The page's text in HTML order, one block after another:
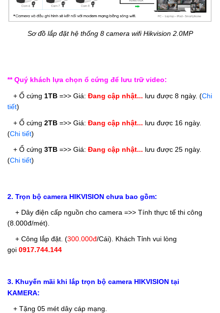
Sơ đồ lắp đặt hệ thống 8 camera wifi Hikvision 2.0MP
** Quý khách lựa chọn ổ cứng để lưu trữ video:
+ Ổ cứng 1TB =>> Giá: Đang cập nhật... lưu được 8 ngày. (Chi
tiết)
+ Ổ cứng 2TB =>> Giá: Đang cập nhật...
(Chi tiết)
   + Ổ cứng
3TB =>> Giá: Đang cập nhật...
(Chi tiết)
2. Trọn bộ camera HIKVISION chưa bao gồm:
+ Dây điện cấp nguồn cho camera =>> Tính thực tế thi công
(8.000đ/mét).
+ Công lắp đặt. (300.000đ/Cái). Khách Tỉnh vui lòng
gọi 0917.744.144
3. Khuyến mãi khi lắp trọn bộ camera HIKVISION tại
KAMERA:
+ Tặng 05 mét dây cáp mạng.